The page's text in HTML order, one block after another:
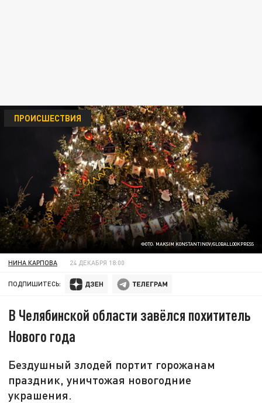
ФОТО: MAKSIM KONSTANTINOV/GLOBALLOOKPRESS
ПРОИСШЕСТВИЯ
НИНА КАРПОВА 24 ДЕКАБРЯ 18:00
ПОДПИШИТЕСЬ:
В Челябинской области завёлся похититель
Нового года
Бездушный злодей портит горожанам
праздник, уничтожая новогодние
украшения.